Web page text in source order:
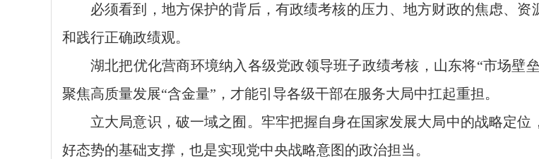
必须看到，地方保护的背后，有政绩考核的压力、地方财政的焦虑、
和践行正确政绩观。
湖北把优化营商环境纳入各级党政领导班子政绩考核，山东将“市场壁
聚焦高质量发展“含金量”，才能引导各级干部在服务大局中扛起重担。
立大局意识，破一域之囿。牢牢把握自身在国家发展大局中的战略定
好态势的基础支撑，也是实现党中央战略意图的政治担当。